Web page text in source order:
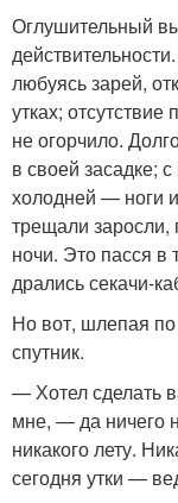
Оглушительный
любуясь зарей,
утках; отсутствие
не огорчило.
в своей засадке;
холодней — ноги
трещали заросли,
ночи. Это пасся в
дрались секачи-
Но вот, шлепая
спутник.
— Хотел сделать
мне, — да ничего
никакого лету.
сегодня утки —